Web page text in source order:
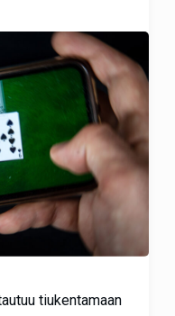
tiukentamaan